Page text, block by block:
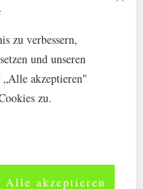
zu verbessern,
und unseren
akzeptieren"
zu.
Alle akzeptieren